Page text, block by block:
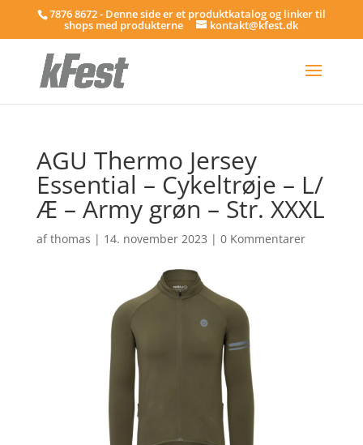
7876 8672 - Denne side er et produktkatalog og linker til
shops med produkterne kontakt@kfest.dk
AGU Thermo Jersey
Essential – Cykeltrøje – L/
Æ – Army grøn – Str. XXXL
afthomas | 14. november 2023 | 0 Kommentarer